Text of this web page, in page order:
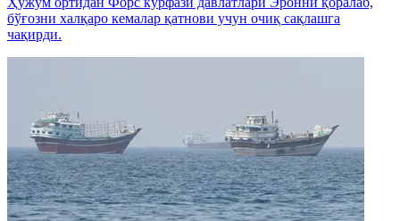
бўғозни халқаро кемалар қатнови учун очиқ сақлашга
чақирди.